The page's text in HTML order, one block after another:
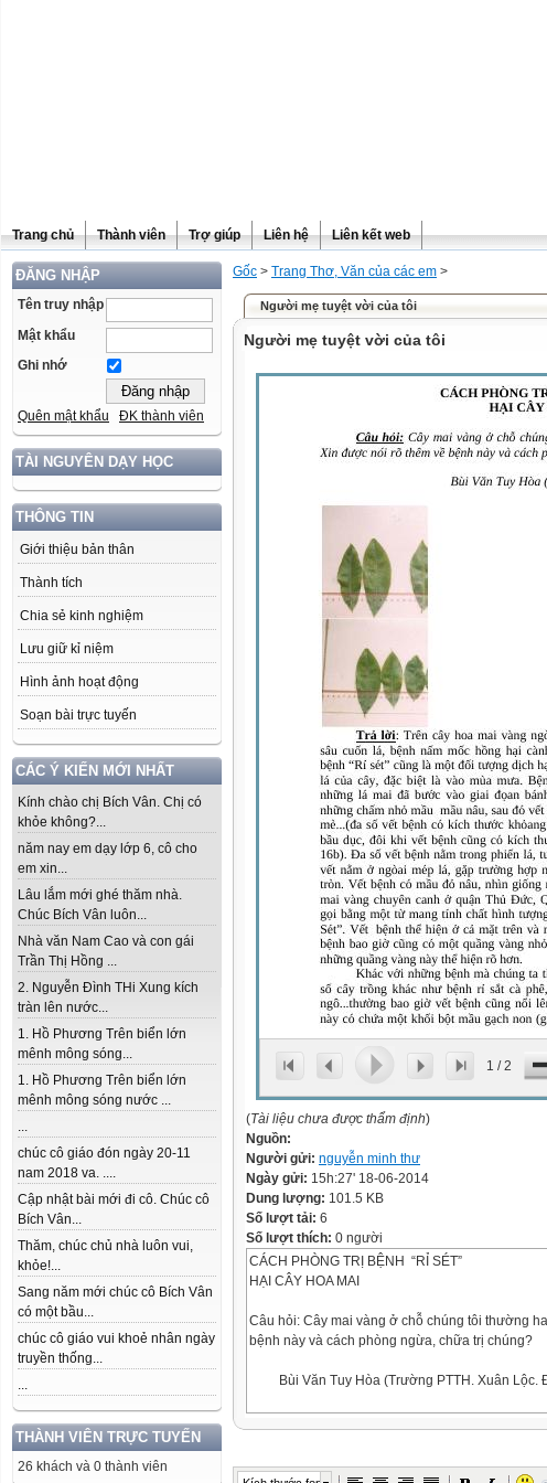
Trang chủ Thành viên Trợ giúp Liên hệ Liên kết web
ĐĂNG NHẬP
Tên truy nhập
Mật khẩu
Ghi nhớ
Quên mật khẩu ĐK thành viên
TÀI NGUYÊN DẠY HỌC
THÔNG TIN
Giới thiệu bản thân
Thành tích
Chia sẻ kinh nghiệm
Lưu giữ kỉ niệm
Hình ảnh hoạt động
Soạn bài trực tuyến
CÁC Ý KIẾN MỚI NHẤT
Kính chào chị Bích Vân. Chị có
khỏe không?...
năm nay em dạy lớp 6, cô cho
em xin...
Lâu lắm mới ghé thăm nhà.
Chúc Bích Vân luôn...
Nhà văn Nam Cao và con gái
Trần Thị Hồng ...
2. Nguyễn Đình THi Xung kích
tràn lên nước...
1. Hồ Phương Trên biển lớn
mênh mông sóng...
1. Hồ Phương Trên biển lớn
mênh mông sóng nước ...
...
chúc cô giáo đón ngày 20-11
nam 2018 va. ....
Cập nhật bài mới đi cô. Chúc cô
Bích Vân...
Thăm, chúc chủ nhà luôn vui,
khỏe!...
Sang năm mới chúc cô Bích Vân
có một bầu...
chúc cô giáo vui khoẻ nhân ngày
truyền thống...
...
THÀNH VIÊN TRỰC TUYẾN
26 khách và 0 thành viên
Gốc > Trang Thơ, Văn của các em >
Người mẹ tuyệt vời của tôi
Người mẹ tuyệt vời của tôi
1 /2
(Tài liệu chưa được thẩm định)
Nguồn:
Người gửi: nguyễn minh thư
Ngày gửi: 15h:27' 18-06-2014
Dung lượng: 101.5 KB
Số lượt tải: 6
Số lượt thích: 0 người
CÁCH PHÒNG TRỊ BỆNH “RỈ SÉT”
HẠI CÂY HOA MAI
Câu hỏi: Cây mai vàng ở chỗ chúng tôi thường
bệnh này và cách phòng ngừa, chữa trị chúng?
Bùi Văn Tuy Hòa (Trường PTTH. Xuân Lộc.
